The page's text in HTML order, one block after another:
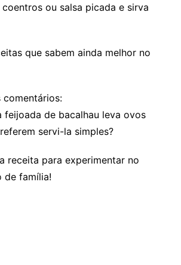
ou salsa picada e sirva
que sabem ainda melhor no
comentários:
feijoada de bacalhau leva ovos
servi-la simples?
receita para experimentar no
de família!